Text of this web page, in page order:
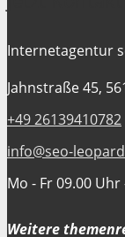
Internetagentur
Jahnstraße 45,
+49 26139410782
info@seo-
Mo - Fr 09.00
Weitere